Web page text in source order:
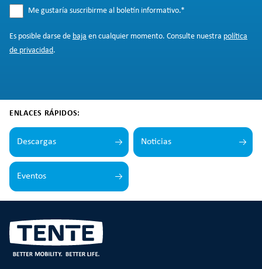
Me gustaría suscribirme al boletín informativo.*
Es posible darse de baja en cualquier momento. Consulte nuestra política
de privacidad.
ENLACES RÁPIDOS:
Descargas Noticias
Eventos